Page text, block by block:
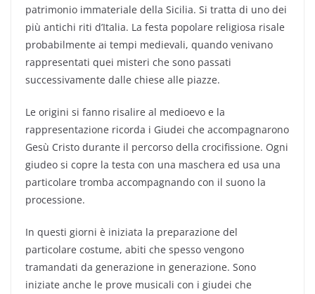
patrimonio immateriale della Sicilia. Si tratta di uno dei
più antichi riti d’Italia. La festa popolare religiosa risale
probabilmente ai tempi medievali, quando venivano
rappresentati quei misteri che sono passati
successivamente dalle chiese alle piazze.
Le origini si fanno risalire al medioevo e la
rappresentazione ricorda i Giudei che accompagnarono
Gesù Cristo durante il percorso della crocifissione. Ogni
giudeo si copre la testa con una maschera ed usa una
particolare tromba accompagnando con il suono la
processione.
In questi giorni è iniziata la preparazione del
particolare costume, abiti che spesso vengono
tramandati da generazione in generazione. Sono
iniziate anche le prove musicali con i giudei che